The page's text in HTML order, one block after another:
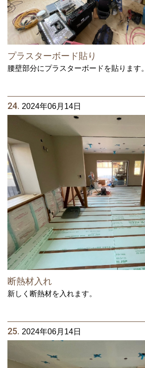
プラスターボード貼り
腰壁部分にプラスターボードを貼ります。
24. 2024年06月14日
断熱材入れ
新しく断熱材を入れます。
25. 2024年06月14日